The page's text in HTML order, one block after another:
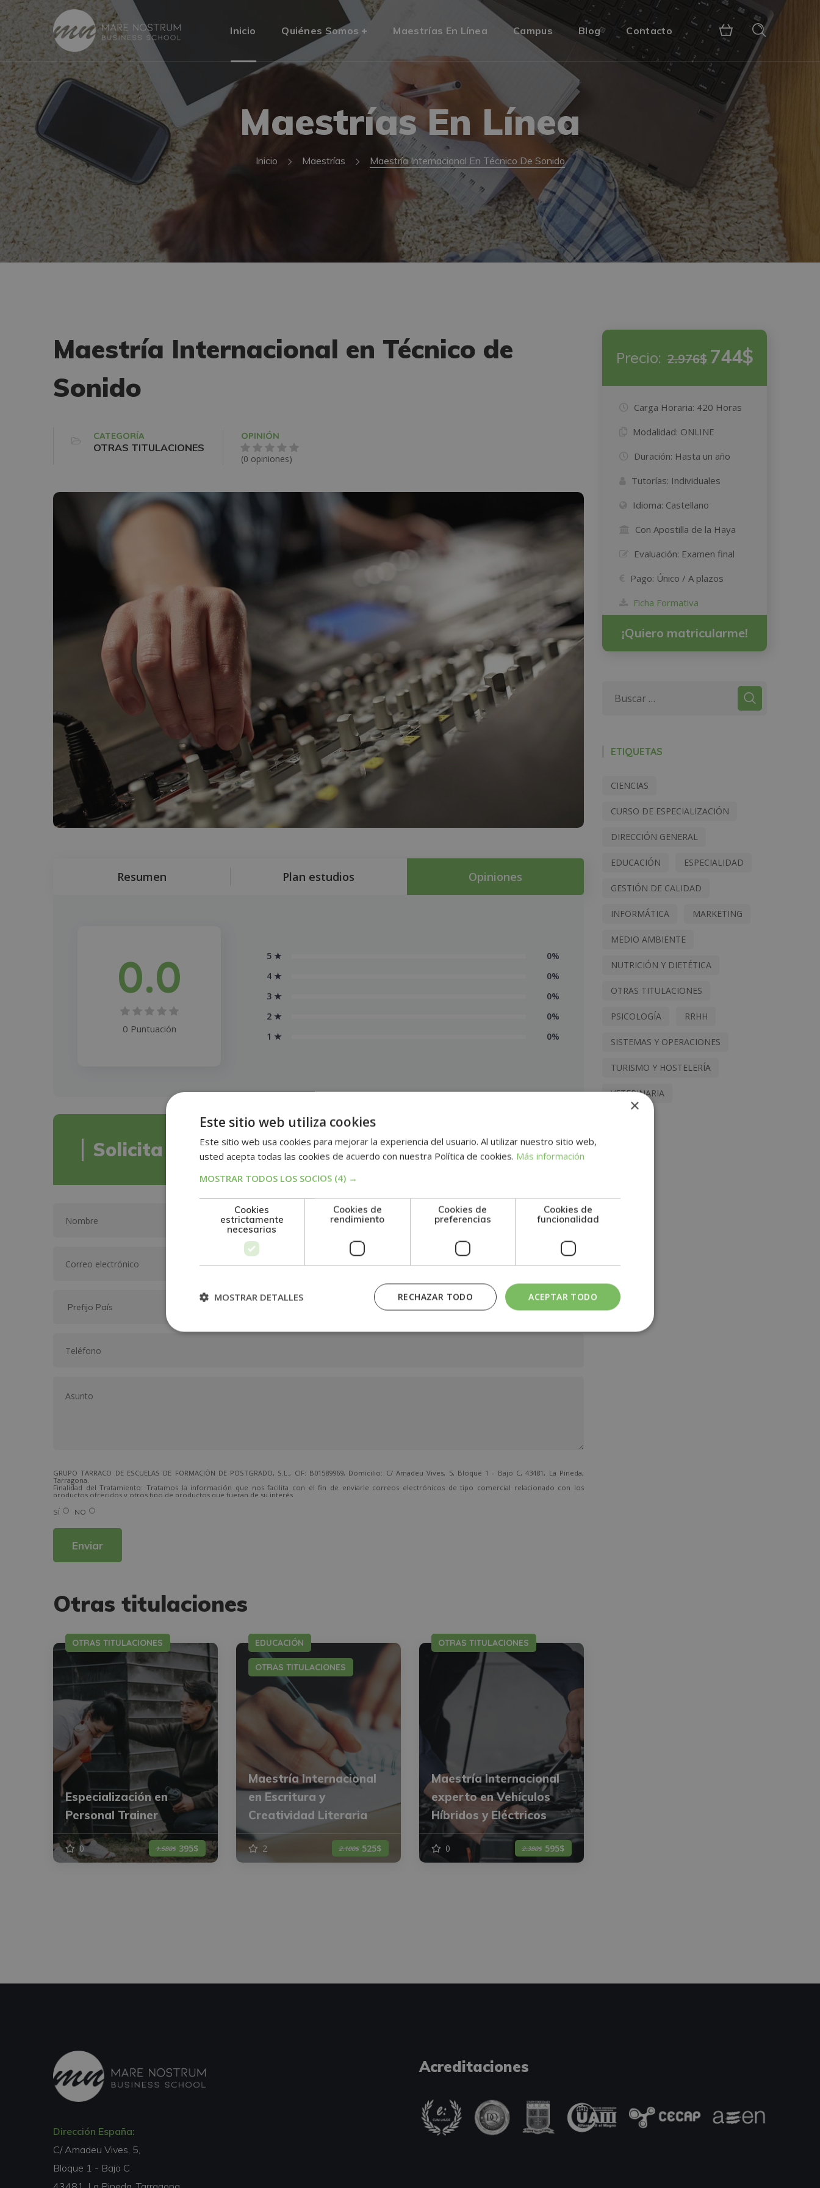
Inicio Quiénes Somos Maestrías En Línea Campus Blog Contacto
Maestrías En Línea
Inicio Maestrías Maestría Internacional En Técnico De Sonido
Maestría Internacional en Técnico de
Sonido
CATEGORÍA
OTRAS TITULACIONES
OPINIÓN
(0 opiniones)
Resumen Plan estudios Opiniones
0.0
0 Puntuación
5 ★
0%
4 ★
0%
3 ★
0%
2 ★
0%
1 ★
0%
Solicita información
GRUPO TARRACO DE ESCUELAS DE FORMACIÓN DE POSTGRADO, S.L., CIF: B01589969, Domicilio: C/ Amadeu Vives, 5, Bloque 1 - Bajo C, 43481, La Pineda,
Tarragona.
Finalidad del Tratamiento: Tratamos la información que nos facilita con el fin de enviarle correos electrónicos de tipo comercial relacionado con los
productos ofrecidos y otros tipo de productos que fueran de su interés.
Derechos: Puede ejercitar sus derechos identificándose suficientemente, dirigiéndose a la dirección direccion@grupotarraco.com.
Para más información consulte nuestra Política de Privacidad.
SÍ NO
Otras titulaciones
OTRAS TITULACIONES
Especialización en
Personal Trainer
0 1.580$ 395$
EDUCACIÓN
OTRAS TITULACIONES
Maestría Internacional
en Escritura y
Creatividad Literaria
2 2.100$ 525$
OTRAS TITULACIONES
Maestría Internacional
experto en Vehículos
Híbridos y Eléctricos
0 2.380$ 595$
Precio: 2.976$ 744$
Carga Horaria: 420 Horas
Modalidad: ONLINE
Duración: Hasta un año
Tutorías: Individuales
Idioma: Castellano
Con Apostilla de la Haya
Evaluación: Examen final
Pago: Único / A plazos
Ficha Formativa
¡Quiero matricularme!
ETIQUETAS
CIENCIAS
CURSO DE ESPECIALIZACIÓN
DIRECCIÓN GENERAL
EDUCACIÓN ESPECIALIDAD
GESTIÓN DE CALIDAD
INFORMÁTICA MARKETING
MEDIO AMBIENTE
NUTRICIÓN Y DIETÉTICA
OTRAS TITULACIONES
PSICOLOGÍA RRHH
SISTEMAS Y OPERACIONES
TURISMO Y HOSTELERÍA
VETERINARIA
Dirección España:
C/ Amadeu Vives, 5,
Bloque 1 - Bajo C
Acreditaciones
×
Este sitio web utiliza cookies
Este sitio web usa cookies para mejorar la experiencia del usuario. Al utilizar nuestro sitio web,
usted acepta todas las cookies de acuerdo con nuestra Política de cookies. Más información
MOSTRAR TODOS LOS SOCIOS (4) →
Cookies
estrictamente
necesarias
Cookies de
rendimiento
Cookies de
preferencias
Cookies de
funcionalidad
ACEPTAR TODO
RECHAZAR TODO
MOSTRAR DETALLES